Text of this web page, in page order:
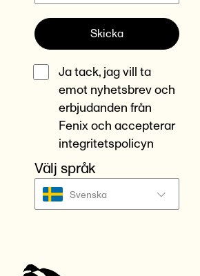
Skicka
Ja tack, jag vill ta
emot nyhetsbrev och
erbjudanden från
Fenix och accepterar
integritetspolicyn
Välj språk
Svenska